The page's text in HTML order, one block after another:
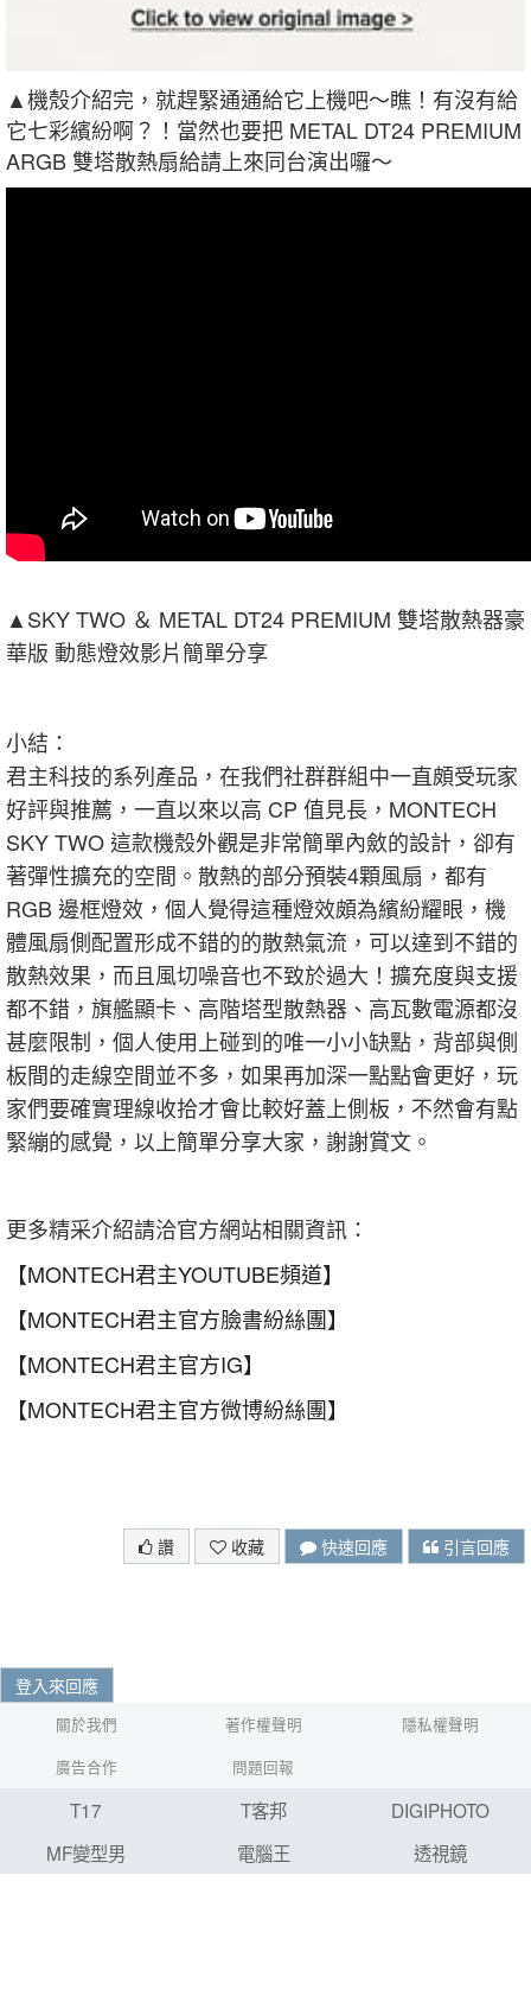
▲機殼介紹完，就趕緊通通給它上機吧～瞧！有沒有給
它七彩繽紛啊？！當然也要把 METAL DT24 PREMIUM
ARGB 雙塔散熱扇給請上來同台演出囉～
▲SKY TWO ＆ METAL DT24 PREMIUM 雙塔散熱器豪
華版 動態燈效影片簡單分享
小結：
君主科技的系列產品，在我們社群群組中一直頗受玩家
好評與推薦，一直以來以高 CP 值見長，MONTECH
SKY TWO 這款機殼外觀是非常簡單內斂的設計，卻有
著彈性擴充的空間。散熱的部分預裝4顆風扇，都有
RGB 邊框燈效，個人覺得這種燈效頗為繽紛耀眼，機
體風扇側配置形成不錯的的散熱氣流，可以達到不錯的
散熱效果，而且風切噪音也不致於過大！擴充度與支援
都不錯，旗艦顯卡、高階塔型散熱器、高瓦數電源都沒
甚麼限制，個人使用上碰到的唯一小小缺點，背部與側
板間的走線空間並不多，如果再加深一點點會更好，玩
家們要確實理線收拾才會比較好蓋上側板，不然會有點
緊繃的感覺，以上簡單分享大家，謝謝賞文。
更多精采介紹請洽官方網站相關資訊：
【MONTECH君主YOUTUBE頻道】
【MONTECH君主官方臉書紛絲團】
【MONTECH君主官方IG】
【MONTECH君主官方微博紛絲團】
讚 收藏 快速回應 引言回應
登入來回應
關於我們 著作權聲明
隱私權聲明
廣告合作
問題回報
T17 T客邦
DIGIPHOTO
MF變型男
電腦王 透視鏡